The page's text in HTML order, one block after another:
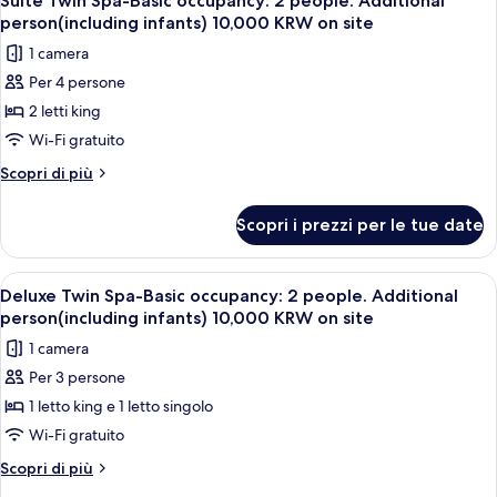
10,000
KRW
on
site
people.
Additional
person(including
infants)
KRW
on
tutte
le
foto
per
Suite
Twin
Spa-
2
people.
Additional
person(including
infants)
10,000
KRW
on
site
person(including infants) 10,000 KRW on site
1 camera
Per 4 persone
2 letti king
Wi-Fi gratuito
Scopri di più
Altri
Twin
Spa-
Basic
occupancy:
2
people.
Additional
person(including
infants)
10,000
on
Scopri i prezzi per le tue date
Apri
tutte
le
foto
per
Deluxe
Twin
Spa-
Una camera d'albergo con due letti,
12
Deluxe Twin Spa-Basic occupancy: 2 people. Additional
person(including infants) 10,000 KRW on site
1 camera
Per 3 persone
1 letto king e 1 letto singolo
Wi-Fi gratuito
Scopri di più
Altri